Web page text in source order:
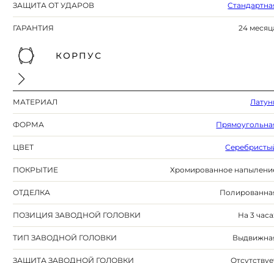
ЗАЩИТА ОТ УДАРОВ
ГАРАНТИЯ 24
КОРПУС
МАТЕРИАЛ
ФОРМА
ЦВЕТ
ПОКРЫТИЕ Хромированное
ОТДЕЛКА
ПОЗИЦИЯ ЗАВОДНОЙ ГОЛОВКИ На 3
ТИП ЗАВОДНОЙ ГОЛОВКИ
ЗАЩИТА ЗАВОДНОЙ ГОЛОВКИ